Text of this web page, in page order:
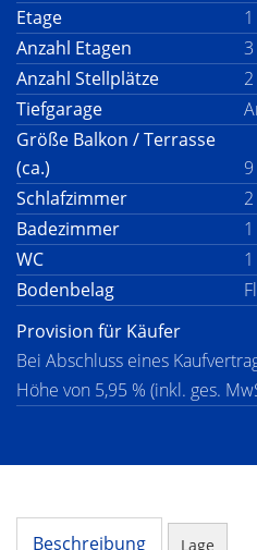
Etage
1
Anzahl Etagen
3
Anzahl Stellplätze
2
Tiefgarage
Größe Balkon / Terrasse
(ca.)
Schlafzimmer
2
Badezimmer
1
WC
1
Bodenbelag
Provision für Käufer
Bei Abschluss eines
Höhe von 5,95 % (inkl. ges.
Beschreibung Lage